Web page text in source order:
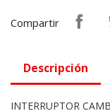
Compartir
Descripción
INTERRUPTOR